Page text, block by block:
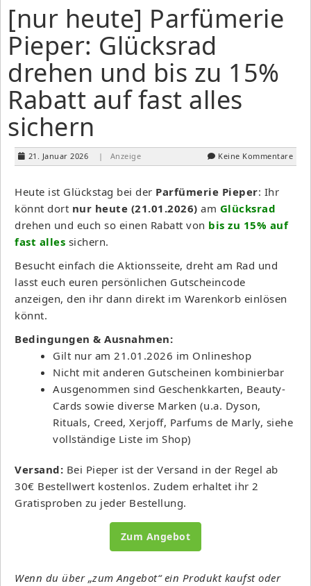
[nur heute] Parfümerie
Pieper: Glücksrad
drehen und bis zu 15%
Rabatt auf fast alles
sichern
21. Januar 2026 | Anzeige Keine Kommentare
Heute ist Glückstag bei der Parfümerie Pieper: Ihr
könnt dort nur heute (21.01.2026) am Glücksrad
drehen und euch so einen Rabatt von bis zu 15% auf
fast alles sichern.
Besucht einfach die Aktionsseite, dreht am Rad und
lasst euch euren persönlichen Gutscheincode
anzeigen, den ihr dann direkt im Warenkorb einlösen
könnt.
Bedingungen & Ausnahmen:
Gilt nur am 21.01.2026 im Onlineshop
Nicht mit anderen Gutscheinen kombinierbar
Ausgenommen sind Geschenkkarten, Beauty-
Cards sowie diverse Marken (u.a. Dyson,
Rituals, Creed, Xerjoff, Parfums de Marly, siehe
vollständige Liste im Shop)
Versand: Bei Pieper ist der Versand in der Regel ab
30€ Bestellwert kostenlos. Zudem erhaltet ihr 2
Gratisproben zu jeder Bestellung.
Zum Angebot
Wenn du über „zum Angebot“ ein Produkt kaufst oder